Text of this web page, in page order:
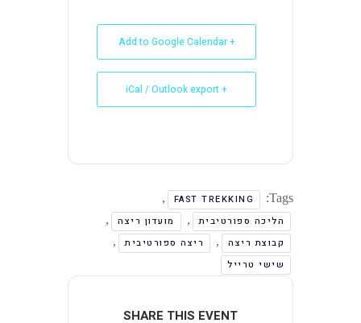
+ Add to Google Calendar
+ iCal / Outlook export
Tags:
FAST TREKKING
,
הליכה ספורטיבית
, מועדון ריצה
,
קבוצת ריצה
, ריצה ספורטיבית
,
שישי טרייל
SHARE THIS EVENT